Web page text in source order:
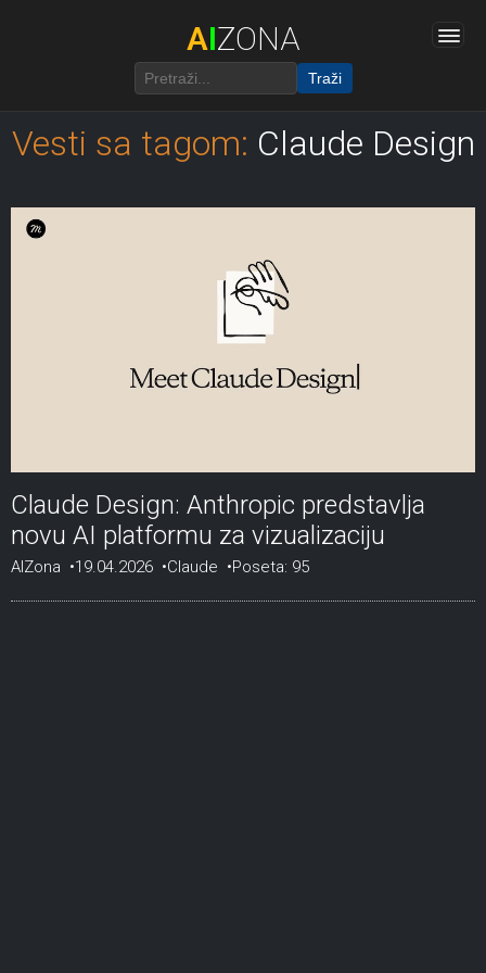
AIZONA
Traži
Vesti sa tagom: Claude Design
Claude Design: Anthropic predstavlja
novu AI platformu za vizualizaciju
AIZona 19.04.2026 Claude Poseta: 95